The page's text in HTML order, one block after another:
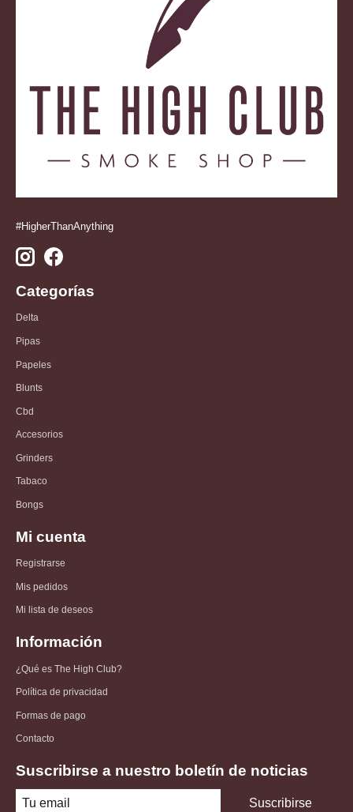
#HigherThanAnything
Categorías
Delta
Pipas
Papeles
Blunts
Cbd
Accesorios
Grinders
Tabaco
Bongs
Mi cuenta
Registrarse
Mis pedidos
Mi lista de deseos
Información
¿Qué es The High Club?
Política de privacidad
Formas de pago
Contacto
Suscribirse a nuestro boletín de noticias
Suscribirse